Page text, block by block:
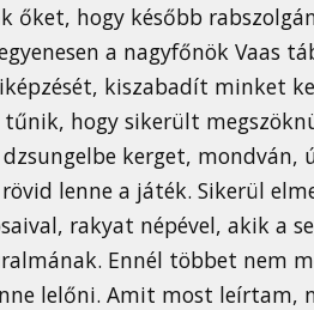
őket, hogy később
a nagyfőnök Vaas
kiszabadít minket
hogy sikerült
kerget, mondván,
lenne a játék. Sikerül
rakyat népével, akik a
Ennél többet nem
lelőni. Amit most leírtam,